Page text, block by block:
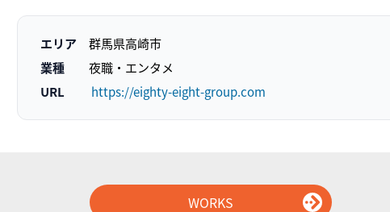
エリア
群馬県高崎市
業種
夜職・エンタメ
URL
https://eighty-eight-group.com
WORKS